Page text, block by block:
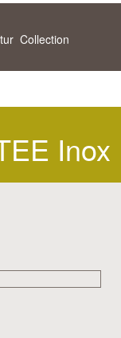
Collection
Inox